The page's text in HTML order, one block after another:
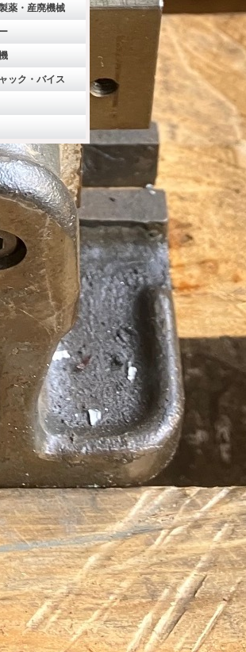
薬・産廃機械
ック・バイス